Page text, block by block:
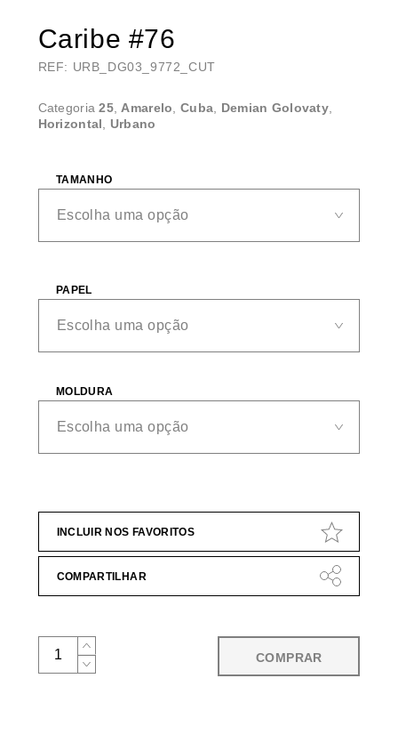
Caribe #76
REF: URB_DG03_9772_CUT
Categoria25, Amarelo ,Cuba Demian Golovaty,
Horizontal
Urbano
TAMANHO
PAPEL
MOLDURA
INCLUIR NOS FAVORITOS
COMPARTILHAR
COMPRAR